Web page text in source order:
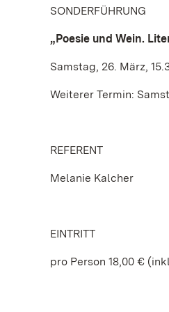
SONDERFÜHRUNG
„Poesie und Wein.
Samstag, 26. März,
Weiterer Termin:
REFERENT
Melanie Kalcher
EINTRITT
pro Person 18,00 €